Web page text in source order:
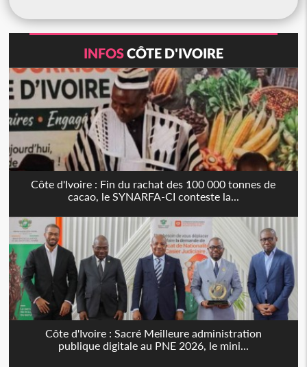
INFOSCÔTE D'IVOIRE
Côte d'Ivoire : Fin du rachat des 100 000 tonnes de
cacao, le SYNARFA-CI conteste la...
Côte d'Ivoire : Sacré Meilleure administration
publique digitale au PNE 2026, le mini...